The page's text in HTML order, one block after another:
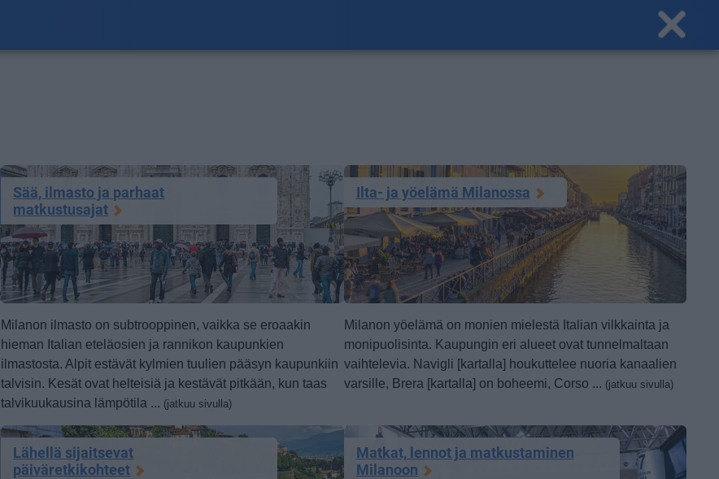
Sää, ilmasto ja parhaat
matkustusajat
Milanon ilmasto on subtrooppinen, vaikka se eroaakin
hieman Italian eteläosien ja rannikon kaupunkien
ilmastosta. Alpit estävät kylmien tuulien pääsyn kaupunkiin
talvisin. Kesät ovat helteisiä ja kestävät pitkään, kun taas
talvikuukausina lämpötila ... (jatkuu sivulla)
Ilta- ja yöelämä Milanossa
Milanon yöelämä on monien mielestä Italian vilkkainta ja
monipuolisinta. Kaupungin eri alueet ovat tunnelmaltaan
vaihtelevia. Navigli [kartalla] houkuttelee nuoria kanaalien
varsille, Brera [kartalla] on boheemi, Corso ... (jatkuu sivulla)
Lähellä sijaitsevat
päiväretkikohteet
Matkat, lennot ja matkustaminen
Milanoon